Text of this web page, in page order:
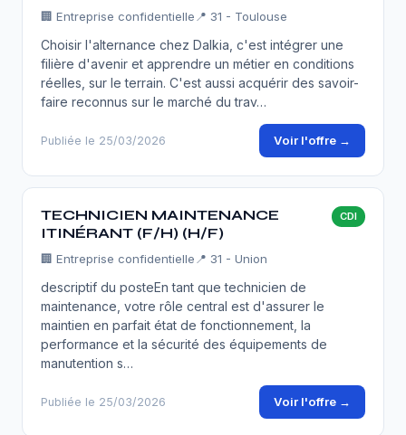
🏢 Entreprise confidentielle 📍 31 - Toulouse
Choisir l'alternance chez Dalkia, c'est intégrer une
filière d'avenir et apprendre un métier en conditions
réelles, sur le terrain. C'est aussi acquérir des savoir-
faire reconnus sur le marché du trav…
Publiée le 25/03/2026 Voir l'offre →
TECHNICIEN MAINTENANCE
ITINÉRANT (F/H) (H/F)
CDI
🏢 Entreprise confidentielle 📍 31 - Union
descriptif du posteEn tant que technicien de
maintenance, votre rôle central est d'assurer le
maintien en parfait état de fonctionnement, la
performance et la sécurité des équipements de
manutention s…
Publiée le 25/03/2026 Voir l'offre →